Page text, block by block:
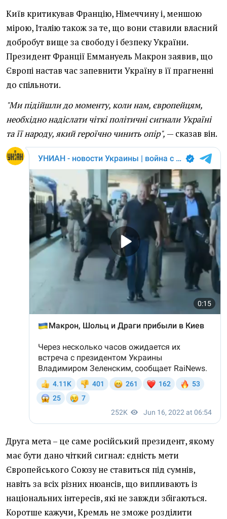
Київ критикував Францію, Німеччину і, меншою
мірою, Італію також за те, що вони ставили власний
добробут вище за свободу і безпеку України.
Президент Франції Еммануель Макрон заявив, що
Європі настав час запевнити Україну в її прагненні
до спільноти.
"Ми підійшли до моменту, коли нам, європейцям,
необхідно надіслати чіткі політичні сигнали Україні
та її народу, який героїчно чинить опір", — сказав він.
Друга мета – це саме російський президент, якому
має бути дано чіткий сигнал: єдність мети
Європейського Союзу не ставиться під сумнів,
навіть за всіх різних нюансів, що випливають із
національних інтересів, які не завжди збігаються.
Коротше кажучи, Кремль не зможе розділити